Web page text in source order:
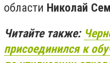
области Николай
Читайте также:
присоединился к